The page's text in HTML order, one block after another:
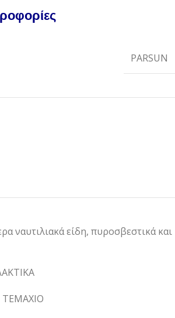
PARSUN
ναυτιλιακά είδη, πυροσβεστικά και
ΤΕΜΑΧΙΟ